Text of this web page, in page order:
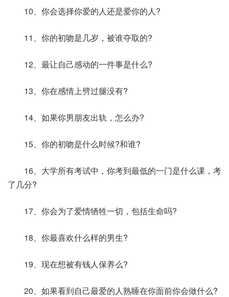
10、你会选择你爱的人还是爱你的人?
11、你的初吻是几岁，被谁夺取的?
12、最让自己感动的一件事是什么?
13、你在感情上劈过腿没有?
14、如果你男朋友出轨，怎么办?
15、你的初吻是什么时候?和谁?
16、大学所有考试中，你考到最低的一门是什么课，考
了几分?
17、你会为了爱情牺牲一切，包括生命吗?
18、你最喜欢什么样的男生?
19、现在想被有钱人保养么?
20、如果看到自己最爱的人熟睡在你面前你会做什么?